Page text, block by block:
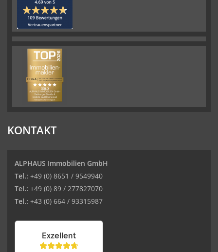
KONTAKT
ALPHAUS Immobilien GmbH
Tel.: +49 (0) 8651 / 9549940
Tel.: +49 (0) 89 / 277827070
Tel.: +43 (0) 664 / 93315987